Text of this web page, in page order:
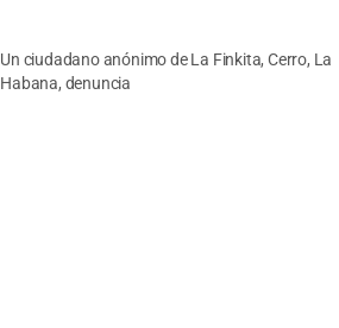
Un ciudadano anónimo de La Finkita, Cerro, La
Habana, denuncia